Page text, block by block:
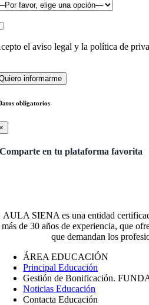
el aviso legal y la política de
obligatorios
Comparte en tu plataforma favorita
AULA SIENA es una entidad
más de 30 años de experiencia, que
que demandan los
ÁREA EDUCACIÓN
Principal Educación
Gestión de Bonificación.
Noticias Educación
Contacta Educación